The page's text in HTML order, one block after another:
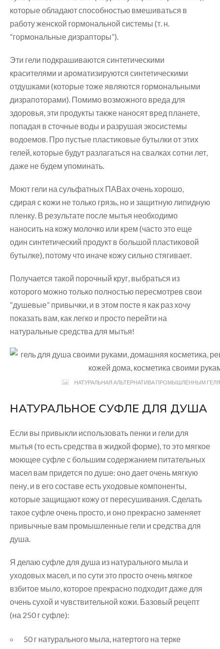
которые обладают способностью вмешиваться в
работу женской гормональной системы (т. н.
“гормональные дизрапторы”).
Эти гели подкрашиваются синтетическими
красителями и ароматизируются синтетическими
отдушками (которые тоже являются гормональными
дизрапоторами). Помимо возможного вреда для
здоровья, эти продукты также наносят вред планете,
попадая в сточные воды и разрушая экосистемы
водоемов. Про пустые пластиковые бутылки от этих
гелей, которые будут разлагаться на свалках сотни лет,
даже не будем упоминать.
Моют гели на сульфатных ПАВах очень хорошо,
сдирая с кожи не только грязь, но и защитную липидную
пленку. В результате после мытья необходимо
наносить на кожу молочко или крем (часто это еще
один синтетический продукт в большой пластиковой
бутылке), потому что иначе кожу сильно стягивает.
Получается такой порочный круг, выбраться из
которого можно только полностью пересмотрев свои
“душевые” привычки, и в этом посте я как раз хочу
показать вам, как легко и просто перейти на
натуральные средства для мытья!
НАТУРАЛЬНАЯ АЛЬТЕРНАТИВА ПРОМЫШЛЕННЫМ
НАТУРАЛЬНОЕ СУФЛЕ ДЛЯ ДУША
Если вы привыкли использовать пенки и гели для
мытья (то есть средства в жидкой форме), то это мягкое
моющее суфле с большим содержанием питательных
масел вам придется по душе: оно дает очень мягкую
пену, и в его составе есть уходовые компоненты,
которые защищают кожу от пересушивания. Сделать
такое суфле очень просто, и оно прекрасно заменяет
привычные вам промышленные гели и средства для
душа.
Я делаю суфле для душа из натурального мыла и
уходовых масел, и по сути это просто очень мягкое
взбитое мыло, которое прекрасно подходит даже для
очень сухой и чувствительной кожи. Базовый рецепт
(на 250 г суфле):
50 г натурального мыла, натертого на терке